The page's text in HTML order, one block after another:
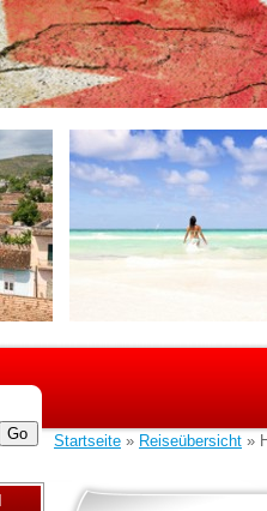
Startseite » Reiseübersicht »